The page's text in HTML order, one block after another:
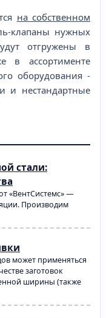
на собственном
клапаны нужных
отгружены в
в ассортименте
оборудования -
и нестандартные
стали:
«ВентСистемс» —
Производим
может применяться
заготовок
ширины (также